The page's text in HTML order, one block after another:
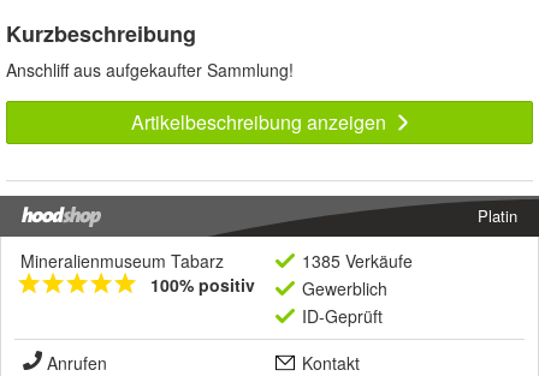
Kurzbeschreibung
Anschliff aus aufgekaufter Sammlung!
Artikelbeschreibung anzeigen
Platin
Mineralienmuseum Tabarz
100% positiv
1385 Verkäufe
Gewerblich
ID-Geprüft
Anrufen
Kontakt